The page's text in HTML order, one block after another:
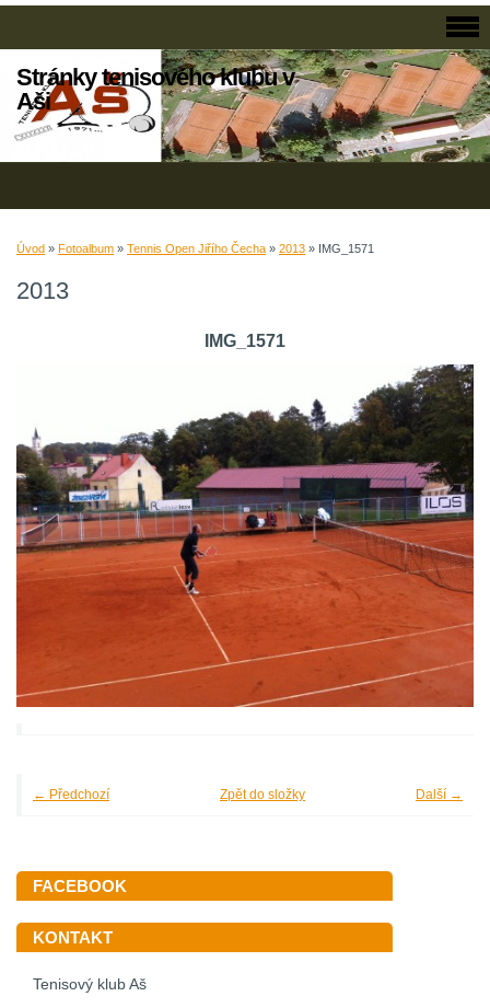
Stránky tenisového klubu v
Aši
Úvod » Fotoalbum » Tennis Open Jiřího Čecha » 2013 » IMG_1571
2013
IMG_1571
← Předchozí Další →
Zpět do složky
FACEBOOK
KONTAKT
Tenisový klub Aš